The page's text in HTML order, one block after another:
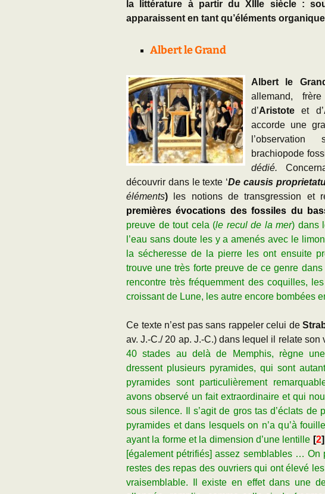
la littérature à partir du XIIIe siècle :
apparaissent en tant qu’éléments
Albert le Grand
Albert le
allemand,
d’Aristote et d’
accorde une
brachiopode
dédié.
découvrir dans le texte ‘De causis
éléments) les notions de transgression et
premières évocations des fossiles du
preuve de tout cela (le recul de la mer) dans
l’eau sans doute les y a amenés avec le
la sécheresse de la pierre les ont ensuite
trouve une très forte preuve de ce genre
rencontre très fréquemment des coquilles,
croissant de Lune, les autre encore bombées
Ce texte n’est pas sans rappeler celui de
av. J.-C./ 20 ap. J.-C.) dans lequel il relate
40 stades au delà de Memphis, règne
dressent plusieurs pyramides, qui sont
pyramides sont particulièrement
avons observé un fait extraordinaire et qui
sous silence. Il s’agit de gros tas d’éclats
pyramides et dans lesquels on n’a qu’à
ayant la forme et la dimension d’une lentille [2]
[également pétrifiés] assez semblables … On
restes des repas des ouvriers qui ont élevé
vraisemblable. Il existe en effet dans une